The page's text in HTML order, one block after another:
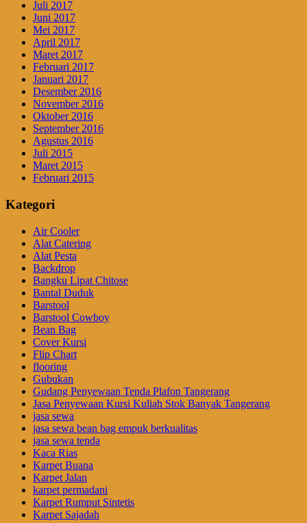
Juli 2017
Juni 2017
Mei 2017
April 2017
Maret 2017
Februari 2017
Januari 2017
Desember 2016
November 2016
Oktober 2016
September 2016
Agustus 2016
Juli 2015
Maret 2015
Februari 2015
Kategori
Air Cooler
Alat Catering
Alat Pesta
Backdrop
Bangku Lipat Chitose
Bantal Duduk
Barstool
Barstool Cowboy
Bean Bag
Cover Kursi
Flip Chart
flooring
Gubukan
Gudang Penyewaan Tenda Plafon Tangerang
Jasa Penyewaan Kursi Kuliah Stok Banyak Tangerang
jasa sewa
jasa sewa bean bag empuk berkualitas
jasa sewa tenda
Kaca Rias
Karpet Buana
Karpet Jalan
karpet permadani
Karpet Rumput Sintetis
Karpet Sajadah